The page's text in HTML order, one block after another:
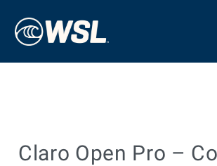
Claro Open Pro –